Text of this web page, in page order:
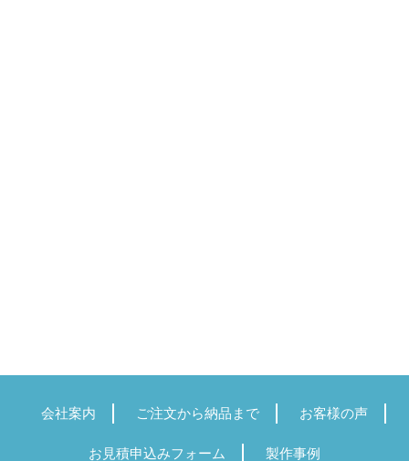
会社案内 ご注文から納品まで お客様の声
お見積申込みフォーム 製作事例